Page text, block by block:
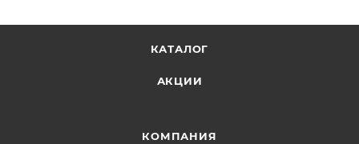
КАТАЛОГ
АКЦИИ
КОМПАНИЯ